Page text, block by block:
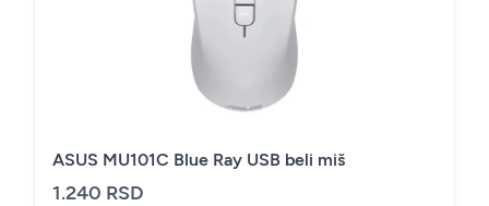
ASUS MU101C Blue Ray USB beli miš
1.240 RSD